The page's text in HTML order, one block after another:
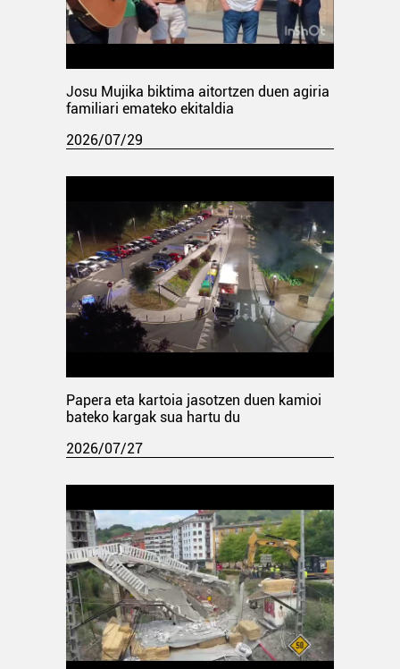
Josu Mujika biktima aitortzen duen agiria
familiari emateko ekitaldia
2026/07/29
Papera eta kartoia jasotzen duen kamioi
bateko kargak sua hartu du
2026/07/27